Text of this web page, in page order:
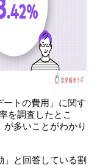
ートの費用」に関す
を調査したとこ
多いことがわかり
と回答している割